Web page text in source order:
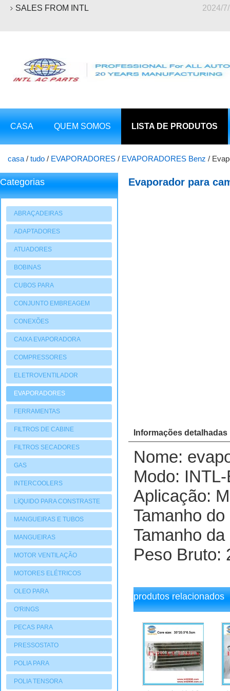
SALES FROM INTL 2024/
CASA QUEM SOMOS LISTA DE PRODUTOS
casa / tudo / EVAPORADORES / EVAPORADORES Benz /
Categorias
ABRAÇADEIRAS
ADAPTADORES
ATUADORES
PNEUMATIOCOS
BOBINAS
CUBOS PARA
COMPRESSORES
CONJUNTO EMBREAGEM
CONEXÕES
CAIXA EVAPORADORA
COMPRESSORES
ELETROVENTILADOR
EVAPORADORES
FERRAMENTAS
FILTROS DE CABINE
FILTROS SECADORES
GAS
INTERCOOLERS
LíQUIDO PARA CONSTRASTE
MANGUEIRAS E TUBOS
MANGUEIRAS
MOTOR VENTILAÇÃO
MOTORES ELÉTRICOS
OLEO PARA
COMPRESSORES
O'RINGS
PECAS PARA
COMPRESSORES
PRESSOSTATO
POLIA PARA
COMPRESSORES
POLIA TENSORA
Evaporador para
Informações detalhadas
Nome:
Modo:
Aplicação:
Tamanho
Tamanho
Peso Bruto:
produtos relacionados